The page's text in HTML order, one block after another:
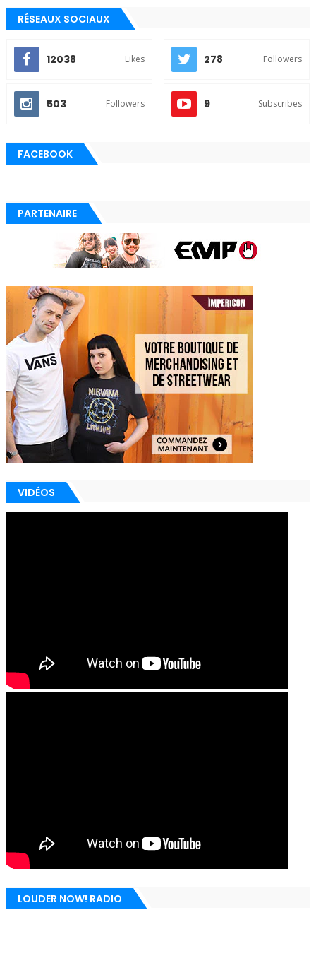
RÉSEAUX SOCIAUX
12038 Likes 278 Followers
503 Followers 9 Subscribes
FACEBOOK
PARTENAIRE
VIDÉOS
LOUDER NOW! RADIO